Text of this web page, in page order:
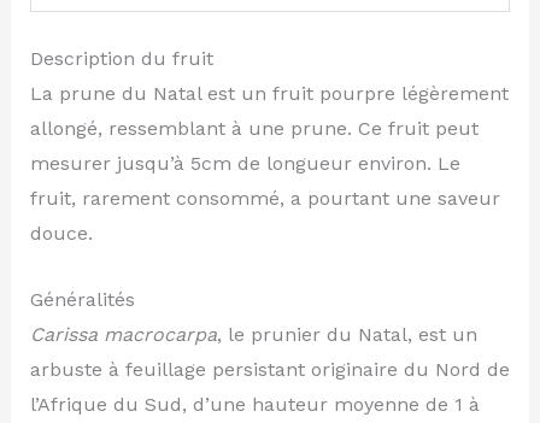
Description du fruit
La prune du Natal est un fruit pourpre légèrement
allongé, ressemblant à une prune. Ce fruit peut
mesurer jusqu’à 5cm de longueur environ. Le
fruit, rarement consommé, a pourtant une saveur
douce.
Généralités
Carissa macrocarpa, le prunier du Natal, est un
arbuste à feuillage persistant originaire du Nord de
l’Afrique du Sud, d’une hauteur moyenne de 1 à